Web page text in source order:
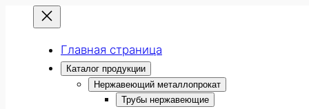
Главная страница
Каталог продукции
Нержавеющий металлопрокат
Трубы нержавеющие